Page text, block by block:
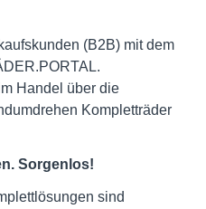
(B2B) mit dem
Handel über die
Kompletträder
Sorgenlos!
sind